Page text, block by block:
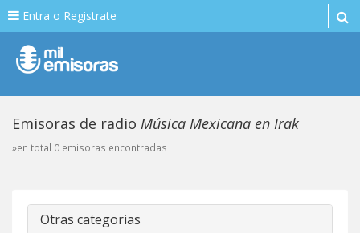
Entra o Registrate
Emisoras de radio Música Mexicana en Irak
»en total 0 emisoras encontradas
Otras categorias